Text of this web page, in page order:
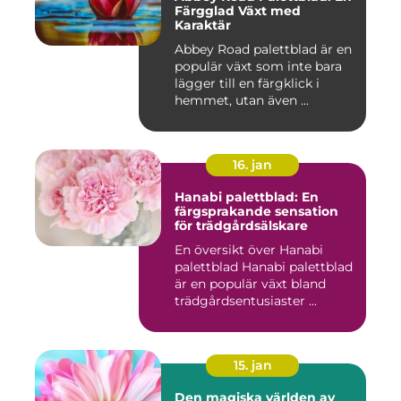
Färgglad Växt med
Karaktär
Abbey Road palettblad är en
populär växt som inte bara
lägger till en färgklick i
hemmet, utan även ...
16. jan
Hanabi palettblad: En
färgsprakande sensation
för trädgårdsälskare
En översikt över Hanabi
palettblad Hanabi palettblad
är en populär växt bland
trädgårdsentusiaster ...
15. jan
Den magiska världen av